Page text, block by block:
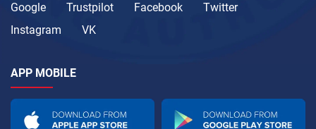
Google Trustpilot Facebook
Twitter
Instagram
VK
APP MOBILE